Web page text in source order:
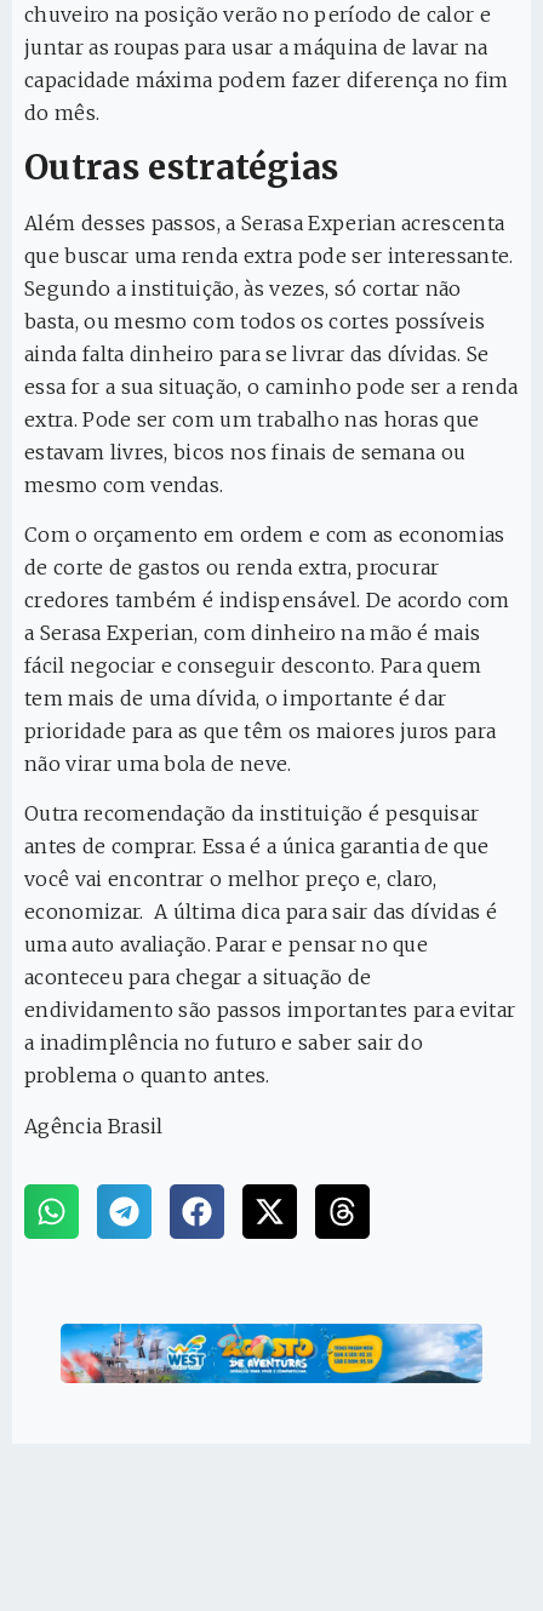
chuveiro na posição verão no período de calor e
juntar as roupas para usar a máquina de lavar na
capacidade máxima podem fazer diferença no fim
do mês.
Outras estratégias
Além desses passos, a Serasa Experian acrescenta
que buscar uma renda extra pode ser interessante.
Segundo a instituição, às vezes, só cortar não
basta, ou mesmo com todos os cortes possíveis
ainda falta dinheiro para se livrar das dívidas. Se
essa for a sua situação, o caminho pode ser a renda
extra. Pode ser com um trabalho nas horas que
estavam livres, bicos nos finais de semana ou
mesmo com vendas.
Com o orçamento em ordem e com as economias
de corte de gastos ou renda extra, procurar
credores também é indispensável. De acordo com
a Serasa Experian, com dinheiro na mão é mais
fácil negociar e conseguir desconto. Para quem
tem mais de uma dívida, o importante é dar
prioridade para as que têm os maiores juros para
não virar uma bola de neve.
Outra recomendação da instituição é pesquisar
antes de comprar. Essa é a única garantia de que
você vai encontrar o melhor preço e, claro,
economizar. A última dica para sair das dívidas é
uma auto avaliação. Parar e pensar no que
aconteceu para chegar a situação de
endividamento são passos importantes para evitar
a inadimplência no futuro e saber sair do
problema o quanto antes.
Agência Brasil